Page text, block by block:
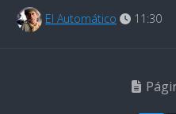
El Automático 11:30